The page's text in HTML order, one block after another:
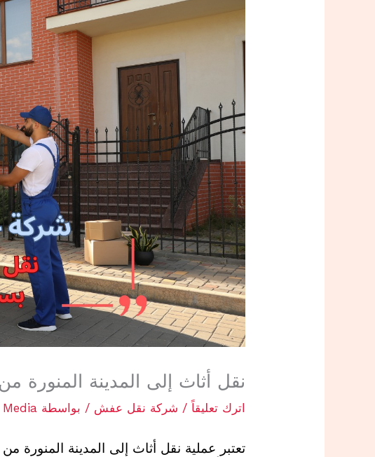
نقل أثاث إلى المدينة
اترك تعليقاً / شركة نقل عفش / بواسطة
تعتبر عملية نقل أثاث إلى المدينة